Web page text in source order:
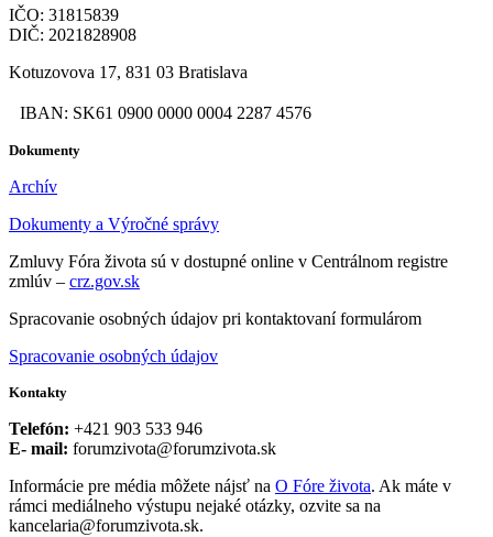
IČO: 31815839
DIČ: 2021828908
Kotuzovova 17, 831 03 Bratislava
IBAN: SK61 0900 0000 0004 2287 4576
Dokumenty
Archív
Dokumenty a Výročné správy
Zmluvy Fóra života sú v dostupné online v Centrálnom registre
zmlúv – crz.gov.sk
Spracovanie osobných údajov pri kontaktovaní formulárom
Spracovanie osobných údajov
Kontakty
Telefón: +421 903 533 946
E- mail: forumzivota@forumzivota.sk
Informácie pre média môžete nájsť na O Fóre života. Ak máte v
rámci mediálneho výstupu nejaké otázky, ozvite sa na
kancelaria@forumzivota.sk.